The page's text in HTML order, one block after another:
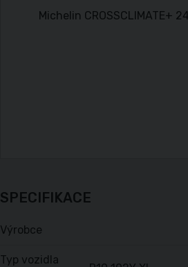
SPECIFIKACE
Výrobce
Typ vozidla